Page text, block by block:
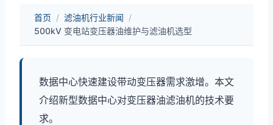
首页 / 滤油机行业新闻 /
500kV 变电站变压器油维护与滤油机选型
数据中心快速建设带动变压器需求激增。本文
介绍新型数据中心对变压器油滤油机的技术要
求。